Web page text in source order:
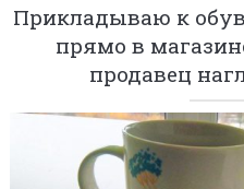
Прикладываю к
прямо в
продавец